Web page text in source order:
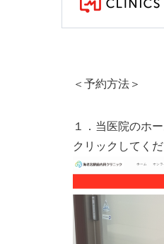
＜予約方法＞
１．当医院のホ
クリックしてくだ